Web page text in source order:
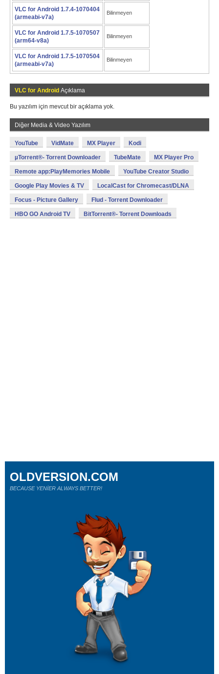
VLC for Android 1.7.4-1070404
(armeabi-v7a)
Bilinmeyen
VLC for Android 1.7.5-1070507
(arm64-v8a)
Bilinmeyen
VLC for Android 1.7.5-1070504
(armeabi-v7a)
Bilinmeyen
VLC for Android Açıklama
Bu yazılım için mevcut bir açıklama yok.
Diğer Media & Video Yazılım
YouTube VidMate MX Player Kodi
µTorrent®- Torrent Downloader TubeMate MX Player Pro
Remote app:PlayMemories Mobile YouTube Creator Studio
Google Play Movies & TV LocalCast for Chromecast/DLNA
Focus - Picture Gallery Flud - Torrent Downloader
HBO GO Android TV BitTorrent®- Torrent Downloads
OLDVERSION.COM
BECAUSE YENİER ALWAYS BETTER!